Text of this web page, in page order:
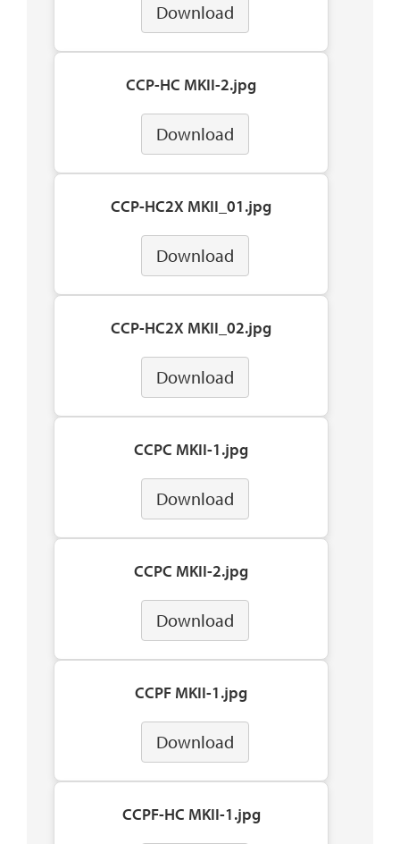
Download
CCP-HC MKII-2.jpg
Download
CCP-HC2X MKII_01.jpg
Download
CCP-HC2X MKII_02.jpg
Download
CCPC MKII-1.jpg
Download
CCPC MKII-2.jpg
Download
CCPF MKII-1.jpg
Download
CCPF-HC MKII-1.jpg